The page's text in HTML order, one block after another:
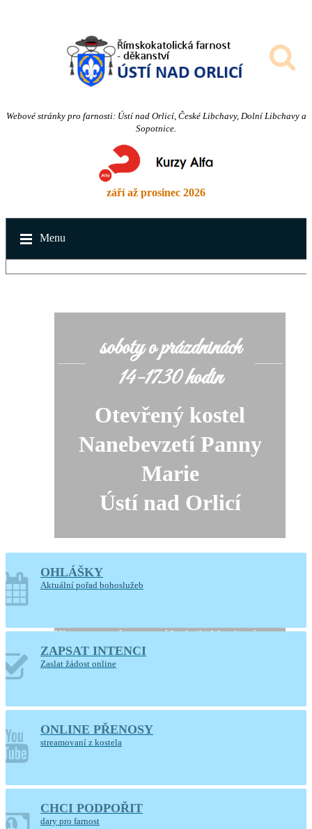
Webové stránky pro farnosti: Ústí nad Orlicí, České Libchavy, Dolní Libchavy a
Sopotnice.
září až prosinec 2026
Menu
soboty o prázdninách
14-17.30 hodin
Otevřený kostel
Nanebevzetí Panny
Marie
Ústí nad Orlicí
Generální úklid kostela
Hlaste se, prosíme, u paní Ludmily Moudrové
POUTNÍ DEN
OHLÁŠKY
Aktuální pořad bohoslužeb
ZAPSAT INTENCI
Zaslat žádost online
ONLINE PŘENOSY
streamovaní z kostela
CHCI PODPOŘIT
dary pro farnost